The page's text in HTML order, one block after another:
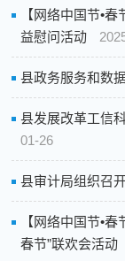
【网络中国节•
益慰问活动
县政务服务和数
县发展改革工信
01-26
县审计局组织召
【网络中国节•
春节”联欢会活动